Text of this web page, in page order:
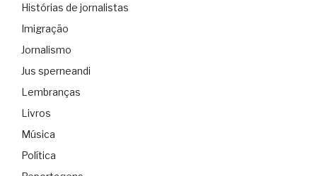
Histórias de jornalistas
Imigração
Jornalismo
Jus sperneandi
Lembranças
Livros
Música
Política